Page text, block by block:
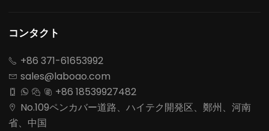
コンタクト
 +86 371-61653992
 sales@laboao.com
    +86 18539927482

No.109ペンカバー道路、ハイテク開発区、鄭州、河南
省、中国